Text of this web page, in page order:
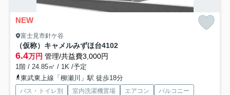
NEW
富士見市針ケ谷
（仮称）キャメルみずほ台4102
6.4万円 管理/共益費3,000円
1階 / 24.85㎡ / 1K /予定
東武東上線「柳瀬川」駅 徒歩18分
バス・トイレ別 室内洗濯機置場 エアコン
バルコニー